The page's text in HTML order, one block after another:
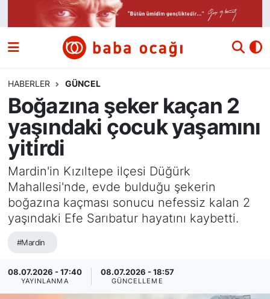
HABERLER GÜNCEL
Boğazına şeker kaçan 2
yaşındaki çocuk yaşamını
yitirdi
Mardin'in Kızıltepe ilçesi Düğürk
Mahallesi'nde, evde bulduğu şekerin
boğazına kaçması sonucu nefessiz kalan 2
yaşındaki Efe Sarıbatur hayatını kaybetti.
#Mardin
08.07.2026 - 17:40
YAYINLANMA
08.07.2026 - 18:57
GÜNCELLEME
Siyaset
Ekonomi
Dünya
Kültür ve Sanat
Eğitim
Nöbetçi Eczaneler
Hava Durumu
Namaz Vakitleri
Trafik Durumu
Süper Lig Puan Durumu ve Fikstür
Tüm Manşetler